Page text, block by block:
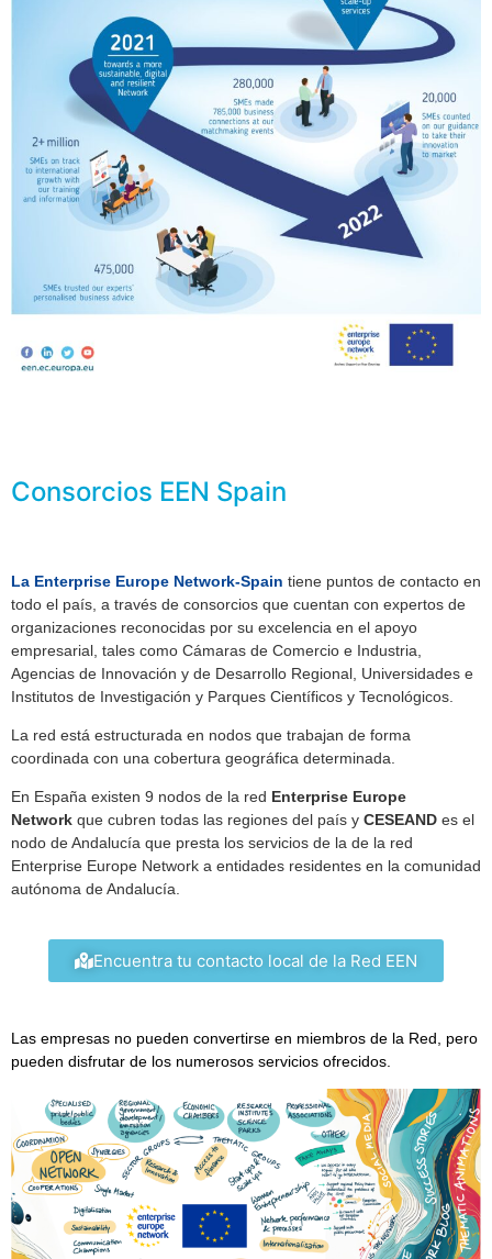
Consorcios EEN Spain
La Enterprise Europe Network-Spain tiene puntos de contacto en
todo el país, a través de consorcios que cuentan con expertos de
organizaciones reconocidas por su excelencia en el apoyo
empresarial, tales como Cámaras de Comercio e Industria,
Agencias de Innovación y de Desarrollo Regional, Universidades e
Institutos de Investigación y Parques Científicos y Tecnológicos.
La red está estructurada en nodos que trabajan de forma
coordinada con una cobertura geográfica determinada.
En España existen 9 nodos de la red Enterprise Europe
Network que cubren todas las regiones del país y CESEAND es el
nodo de Andalucía que presta los servicios de la de la red
Enterprise Europe Network a entidades residentes en la comunidad
autónoma de Andalucía.
Encuentra tu contacto local de la Red EEN
Las empresas no pueden convertirse en miembros de la Red, pero
pueden disfrutar de los numerosos servicios ofrecidos.